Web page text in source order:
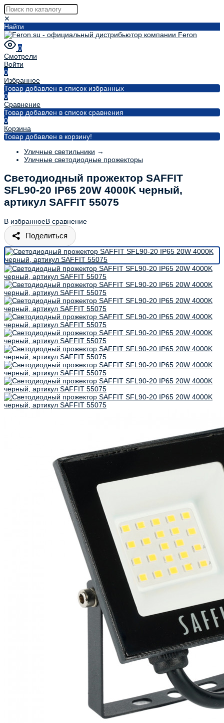
✕
Найти
0
Смотрели
Войти
0
Избранное
Товар добавлен в список избранных
0
Сравнение
Товар добавлен в список сравнения
0
Корзина
Товар добавлен в корзину!
Уличные светильники →
Уличные светодиодные прожекторы
Светодиодный прожектор SAFFIT
SFL90-20 IP65 20W 4000K черный,
артикул SAFFIT 55075
В избранноеВ сравнение
Поделиться